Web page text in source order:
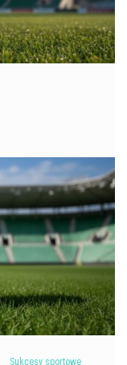
Sukcesy sportowe